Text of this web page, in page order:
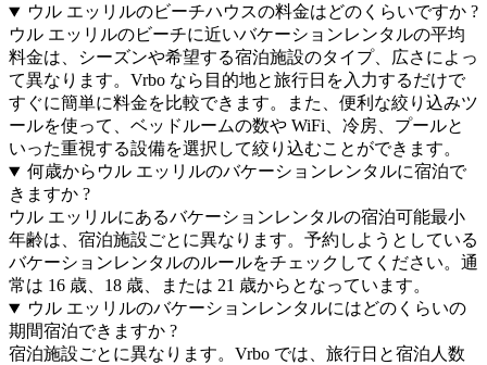
ウル エッリルのビーチハウスの料金はどのくらいですか ?
ウル エッリルのビーチに近いバケーションレンタルの平均
料金は、シーズンや希望する宿泊施設のタイプ、広さによっ
て異なります。Vrbo なら目的地と旅行日を入力するだけで
すぐに簡単に料金を比較できます。また、便利な絞り込みツ
ールを使って、ベッドルームの数や WiFi、冷房、プールと
いった重視する設備を選択して絞り込むことができます。
何歳からウル エッリルのバケーションレンタルに宿泊で
きますか ?
ウル エッリルにあるバケーションレンタルの宿泊可能最小
年齢は、宿泊施設ごとに異なります。予約しようとしている
バケーションレンタルのルールをチェックしてください。通
常は 16 歳、18 歳、または 21 歳からとなっています。
ウル エッリルのバケーションレンタルにはどのくらいの
期間宿泊できますか ?
宿泊施設ごとに異なります。Vrbo では、旅行日と宿泊人数